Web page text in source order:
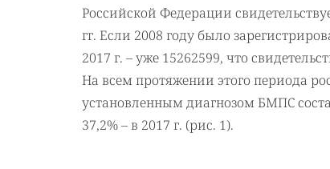
Российской Федерации
гг. Если 2008 году было
2017 г. – уже 15262599, что
На всем протяжении этого периода
установленным диагнозом БМПС
37,2% – в 2017 г. (рис. 1).